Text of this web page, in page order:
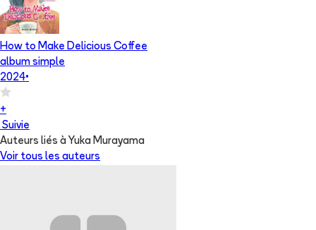
How to Make Delicious Coffee
album simple
2024•
+
Suivie
Auteurs liés à Yuka Murayama
Voir tous les auteurs